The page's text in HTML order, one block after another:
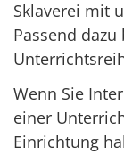
Sklaverei mit
Passend
Wenn Sie
einer
Einrichtung